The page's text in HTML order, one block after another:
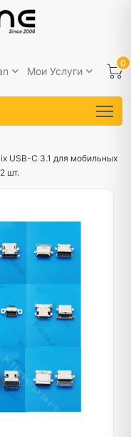
Мои Услуги
0
USB-C 3.1 для мобильных
шт.